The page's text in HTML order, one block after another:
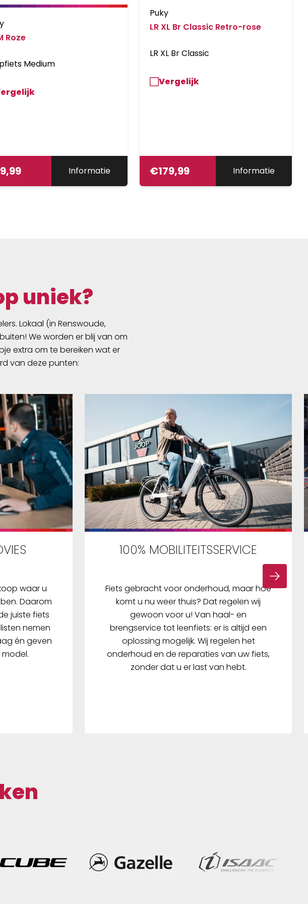
Roze
Medium
Informatie
Puky
LR XL Br Classic Retro-rose
LR XL Br Classic
Vergelijk
€179,99 Informatie
uniek?
Lokaal (in Renswoude,
We worden er blij van om
extra om te bereiken wat er
van deze punten:
waar u
Daarom
juiste fiets
nemen
én geven
100% MOBILITEITSSERVICE
Fiets gebracht voor onderhoud, maar hoe
komt u nu weer thuis? Dat regelen wij
gewoon voor u! Van haal- en
brengservice tot leenfiets: er is altijd een
oplossing mogelijk. Wij regelen het
onderhoud en de reparaties van uw fiets,
zonder dat u er last van hebt.